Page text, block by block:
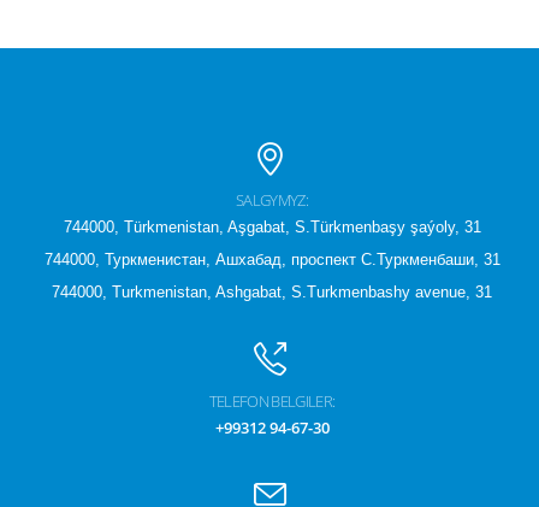
SALGYMYZ:
744000, Türkmenistan, Aşgabat, S.Türkmenbaşy şaýoly, 31
744000, Туркменистан, Ашхабад, проспект С.Туркменбаши, 31
744000, Turkmenistan, Ashgabat, S.Turkmenbashy avenue, 31
TELEFON BELGILER:
+99312 94-67-30